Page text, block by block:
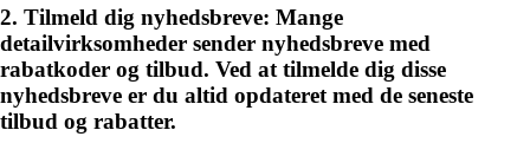
2. Tilmeld dig nyhedsbreve: Mange
detailvirksomheder sender nyhedsbreve med
rabatkoder og tilbud. Ved at tilmelde dig disse
nyhedsbreve er du altid opdateret med de seneste
tilbud og rabatter.